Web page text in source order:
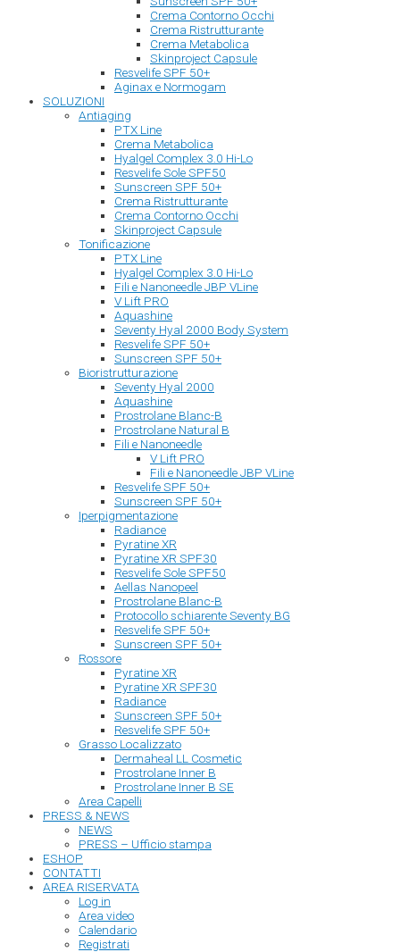
Crema Contorno Occhi
Crema Ristrutturante
Crema Metabolica
Skinproject Capsule
Resvelife SPF 50+
Aginax e Normogam
SOLUZIONI
Antiaging
PTX Line
Crema Metabolica
Hyalgel Complex 3.0 Hi-Lo
Resvelife Sole SPF50
Sunscreen SPF 50+
Crema Ristrutturante
Crema Contorno Occhi
Skinproject Capsule
Tonificazione
PTX Line
Hyalgel Complex 3.0 Hi-Lo
Fili e Nanoneedle JBP VLine
V Lift PRO
Aquashine
Seventy Hyal 2000 Body System
Resvelife SPF 50+
Sunscreen SPF 50+
Bioristrutturazione
Seventy Hyal 2000
Aquashine
Prostrolane Blanc-B
Prostrolane Natural B
Fili e Nanoneedle
V Lift PRO
Fili e Nanoneedle JBP VLine
Resvelife SPF 50+
Sunscreen SPF 50+
Iperpigmentazione
Radiance
Pyratine XR
Pyratine XR SPF30
Resvelife Sole SPF50
Aellas Nanopeel
Prostrolane Blanc-B
Protocollo schiarente Seventy BG
Resvelife SPF 50+
Sunscreen SPF 50+
Rossore
Pyratine XR
Pyratine XR SPF30
Radiance
Sunscreen SPF 50+
Resvelife SPF 50+
Grasso Localizzato
Dermaheal LL Cosmetic
Prostrolane Inner B
Prostrolane Inner B SE
Area Capelli
PRESS & NEWS
NEWS
PRESS – Ufficio stampa
ESHOP
CONTATTI
AREA RISERVATA
Log in
Area video
Calendario
Registrati